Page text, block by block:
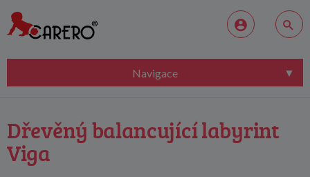
Navigace
Dřevěný balancující labyrint
Viga